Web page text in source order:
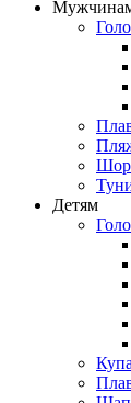
Детям